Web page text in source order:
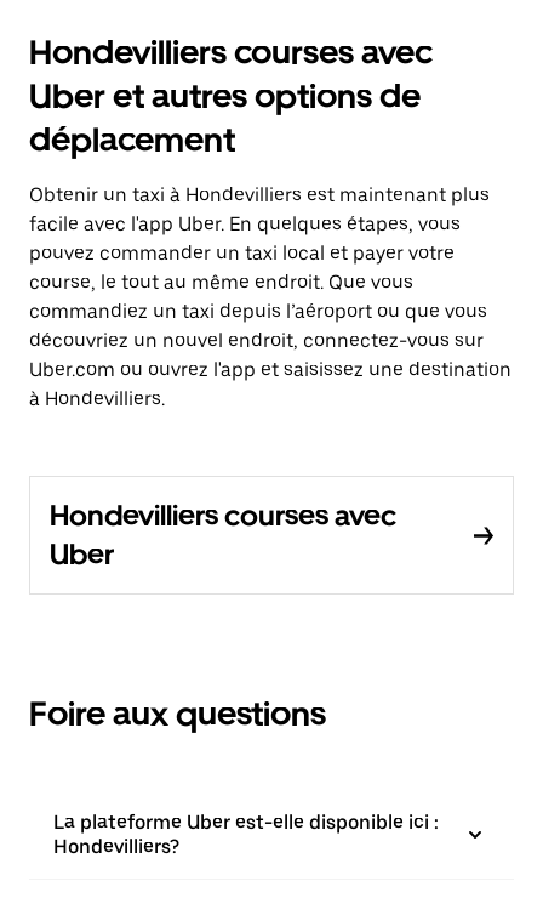
Hondevilliers courses avec
Uber et autres options de
déplacement
Obtenir un taxi à Hondevilliers est maintenant plus
facile avec l'app Uber. En quelques étapes, vous
pouvez commander un taxi local et payer votre
course, le tout au même endroit. Que vous
commandiez un taxi depuis l’aéroport ou que vous
découvriez un nouvel endroit, connectez-vous sur
Uber.com ou ouvrez l'app et saisissez une destination
à Hondevilliers.
Hondevilliers courses avec
Uber
Foire aux questions
La plateforme Uber est-elle disponible ici :
Hondevilliers?